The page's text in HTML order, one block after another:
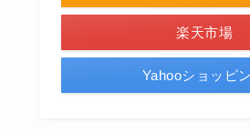
楽天市場
Yahooショッピ